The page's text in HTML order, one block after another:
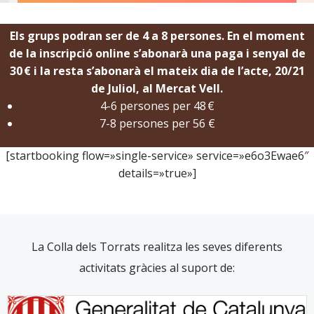
Els grups podran ser de 4 a 8 persones. En el moment
de la inscripció online s’abonarà una paga i senyal de
30 € i la resta s’abonarà el mateix dia de l’acte, 20/21
de Juliol, al Mercat Vell.
4-6 persones per 48 €
7-8 persones per 56 €
[startbooking flow=»single-service» service=»e6o3Ewae6″
details=»true»]
La Colla dels Torrats realitza les seves diferents
activitats gràcies al suport de: